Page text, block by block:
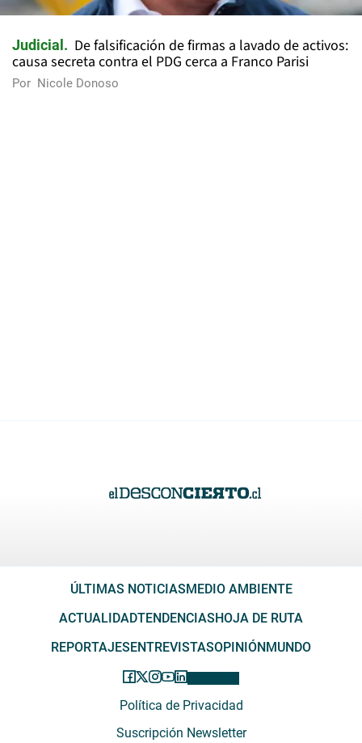
Judicial
De falsificación de firmas a lavado de activos:
causa secreta contra el PDG cerca a Franco Parisi
Por Nicole Donoso
ÚLTIMAS NOTICIAS MEDIO AMBIENTE
ACTUALIDADTENDENCIAS HOJA DE RUTA
REPORTAJES ENTREVISTASOPINIÓN MUNDO
Política de Privacidad
Suscripción Newsletter